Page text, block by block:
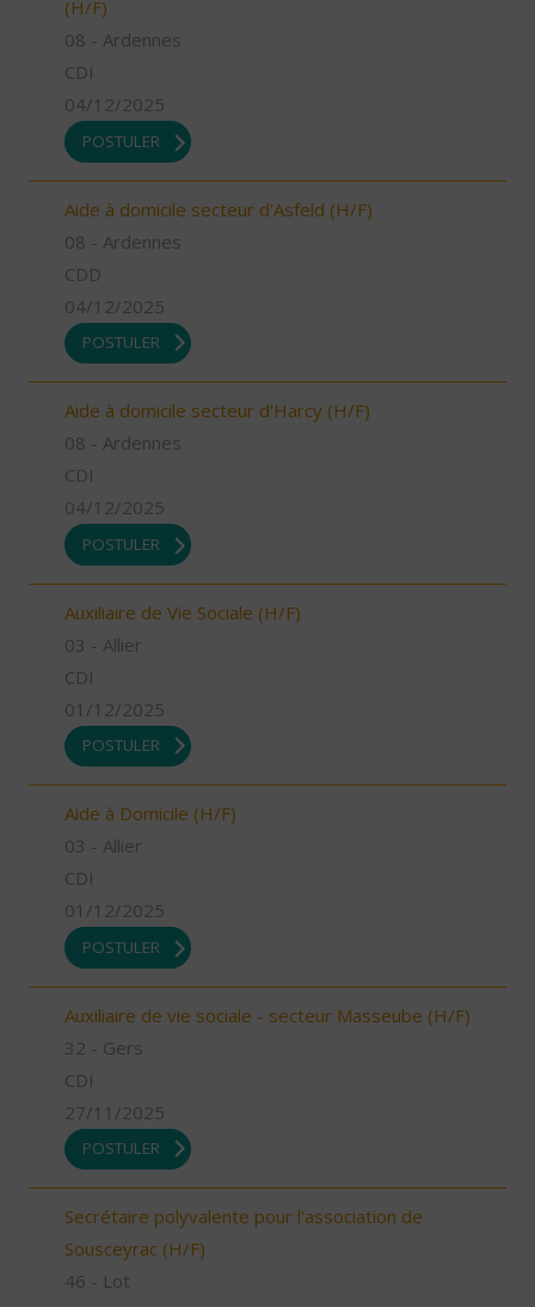
(H/F)
08 - Ardennes
CDI
04/12/2025
POSTULER
Aide à domicile secteur d'Asfeld (H/F)
08 - Ardennes
CDD
04/12/2025
POSTULER
Aide à domicile secteur d'Harcy (H/F)
08 - Ardennes
CDI
04/12/2025
POSTULER
Auxiliaire de Vie Sociale (H/F)
03 - Allier
CDI
01/12/2025
POSTULER
Aide à Domicile (H/F)
03 - Allier
CDI
01/12/2025
POSTULER
Auxiliaire de vie sociale - secteur Masseube (H/F)
32 - Gers
CDI
27/11/2025
POSTULER
Secrétaire polyvalente pour l'association de
Sousceyrac (H/F)
46 - Lot